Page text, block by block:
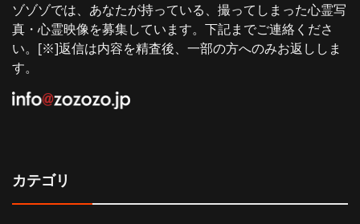
ゾゾゾでは、あなたが持っている、撮ってしまった心霊写
真・心霊映像を募集しています。下記までご連絡くださ
い。[※]返信は内容を精査後、一部の方へのみお返ししま
す。
カテゴリ